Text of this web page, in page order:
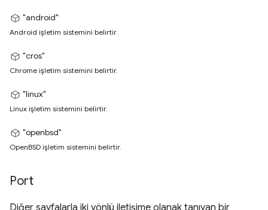
"android"
Android işletim sistemini belirtir.
"cros"
Chrome işletim sistemini belirtir.
"linux"
Linux işletim sistemini belirtir.
"openbsd"
OpenBSD işletim sistemini belirtir.
Port
Diğer sayfalarla iki yönlü iletişime olanak tanıyan bir